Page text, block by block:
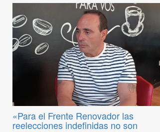
«Para el Frente Renovador las
reelecciones indefinidas no son